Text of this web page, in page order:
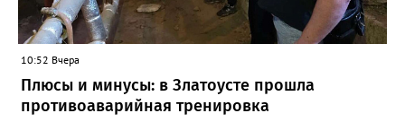
людях: в тех учителях, которых она поддержала, в тех
учениках, которых она вдохновила. Заслуженный учитель РФ,
«Отличник народного просвещения», обладатель медали «За
доблестный труд», Галина Ивановна оставила не только
награды и документы, но и работающий, живой механизм
школы, который продолжает жить её принципами», - говорится
в некрологе.
10:52 Вчера
Плюсы и минусы: в Златоусте прошла
противоаварийная тренировка